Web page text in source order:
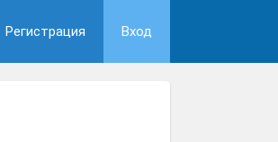
Регистрация Вход